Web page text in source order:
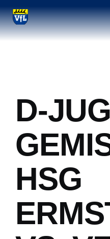
Zum
Inhalt
springen
Teams
Über uns
D-
HSG